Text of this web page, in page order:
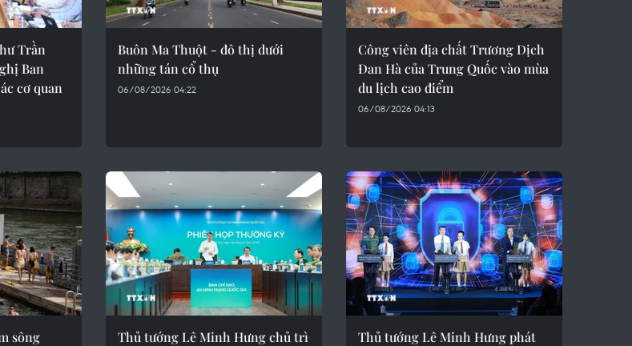
Trần
Ban
cơ quan
Buôn Ma Thuột - đô thị dưới
những tán cổ thụ
06/08/2026 04:22
Công viên địa chất Trương Dịch
Đan Hà của Trung Quốc vào mùa
du lịch cao điểm
06/08/2026 04:13
sông
Thủ tướng Lê Minh Hưng chủ trì
Thủ tướng Lê Minh Hưng phát